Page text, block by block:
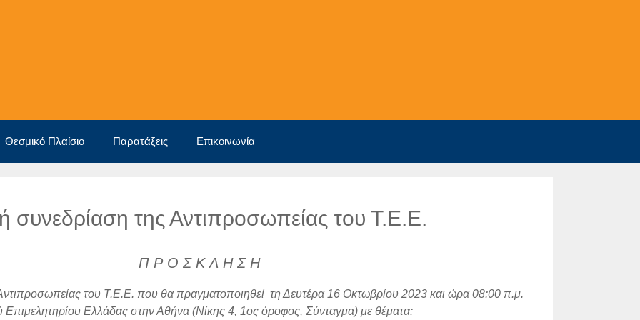
Θεσμικό Πλαίσιο Παρατάξεις Επικοινωνία
συνεδρίαση της Αντιπροσωπείας του Τ.Ε.Ε.
Κ Λ Η Σ Η
του Τ.Ε.Ε. που θα πραγματοποιηθεί τη Δευτέρα 16 Οκτωβρίου 2023 και ώρα 08:00 π.μ.
Ελλάδας στην Αθήνα (Νίκης 4, 1ος όροφος, Σύνταγμα) με θέματα: